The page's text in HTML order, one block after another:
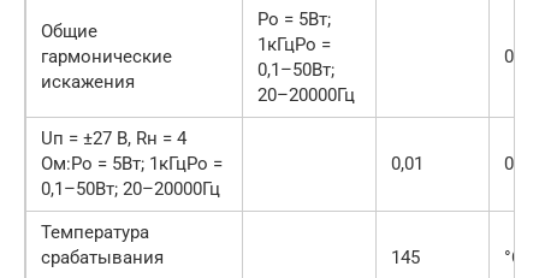
Общие
гармонические
искажения
Po = 5Вт;
1кГцPo =
0,1–50Вт;
20–20000Гц
Uп = ±27 В, Rн = 4
Ом:Po = 5Вт; 1кГцPo =
0,1–50Вт; 20–20000Гц
0,01 0,1
Температура
срабатывания
145 °C